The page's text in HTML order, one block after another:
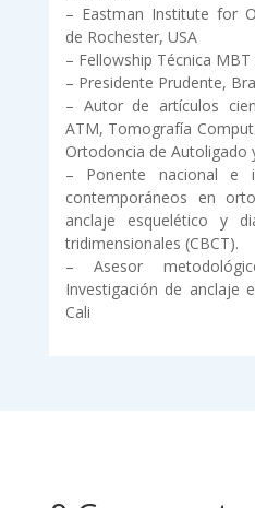
– Eastman Institute for
de Rochester, USA
– Fellowship Técnica
– Presidente Prudente,
– Autor de artículos
ATM, Tomografía
Ortodoncia de Autoligado
– Ponente nacional e
contemporáneos en
anclaje esquelético y
tridimensionales (CBCT).
– Asesor
Investigación de anclaje
Cali